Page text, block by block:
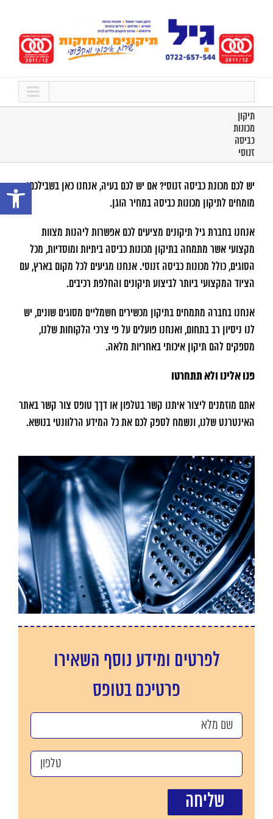
פתח
תיקון
מכונות
כביסה
זנוסי
יש לכם מכונת כביסה זנוסי? אם יש לכם בעיה, אנחנו כאן בשבילכם!
מומחים לתיקון מכונות כביסה במחיר הוגן.
אנחנו בחברת גיל תיקונים מציעים לכם אפשרות ליהנות מצוות
מקצועי אשר מתמחה בתיקון מכונות כביסה ביתיות ומוסדיות, מכל
הסוגים, כולל מכונות כביסה זנוסי. אנחנו מגיעים לכל מקום בארץ, עם
הציוד המקצועי ביותר לביצוע תיקונים והחלפת רכיבים.
אנחנו בחברה מתמחים בתיקון מכשירים חשמליים מסוגים שונים, יש
לנו ניסיון רב בתחום, ואנחנו פועלים על פי צרכי הלקוחות שלנו,
מספקים להם תיקון איכותי באחריות מלאה.
פנו אלינו ולא תתחרטו
אתם מוזמנים ליצור איתנו קשר בטלפון או דךך טופס צור קשר באתר
האינטרנט שלנו, ונשמח לספק לכם את כל המידע הרלוונטי בנושא.
לפרטים ומידע נוסף השאירו
פרטיכם בטופס